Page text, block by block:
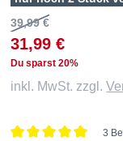
39,99 €
31,99 €
Du sparst 20%
inkl. MwSt. zzgl.
3